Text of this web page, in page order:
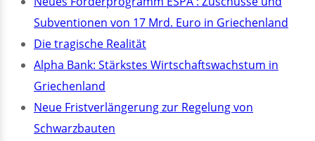
Subventionen von 17 Mrd. Euro in Griechenland
Die tragische Realität
Alpha Bank: Stärkstes Wirtschaftswachstum in
Griechenland
Neue Fristverlängerung zur Regelung von
Schwarzbauten